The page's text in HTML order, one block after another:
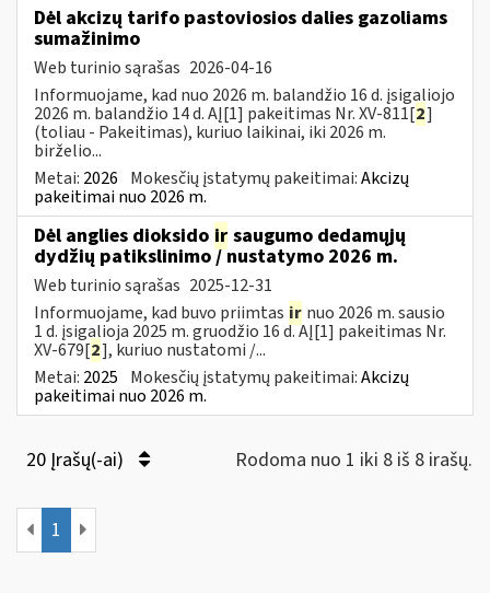
Dėl akcizų tarifo pastoviosios dalies gazoliams
sumažinimo
Web turinio sąrašas 2026-04-16
Informuojame, kad nuo 2026 m. balandžio 16 d. įsigaliojo
2026 m. balandžio 14 d. AĮ[1] pakeitimas Nr. XV-811[2]
(toliau - Pakeitimas), kuriuo laikinai, iki 2026 m.
birželio...
Metai: 2026 Mokesčių įstatymų pakeitimai:Akcizų
pakeitimai nuo 2026 m.
Dėl anglies dioksido ir saugumo dedamųjų
dydžių patikslinimo / nustatymo 2026 m.
Web turinio sąrašas 2025-12-31
Informuojame, kad buvo priimtas ir nuo 2026 m. sausio
1 d. įsigalioja 2025 m. gruodžio 16 d. AĮ[1] pakeitimas Nr.
XV-679[2], kuriuo nustatomi /...
Metai: 2025 Mokesčių įstatymų pakeitimai:Akcizų
pakeitimai nuo 2026 m.
20 Įrašų(-ai) Rodoma nuo 1 iki 8 iš 8 irašų.
1